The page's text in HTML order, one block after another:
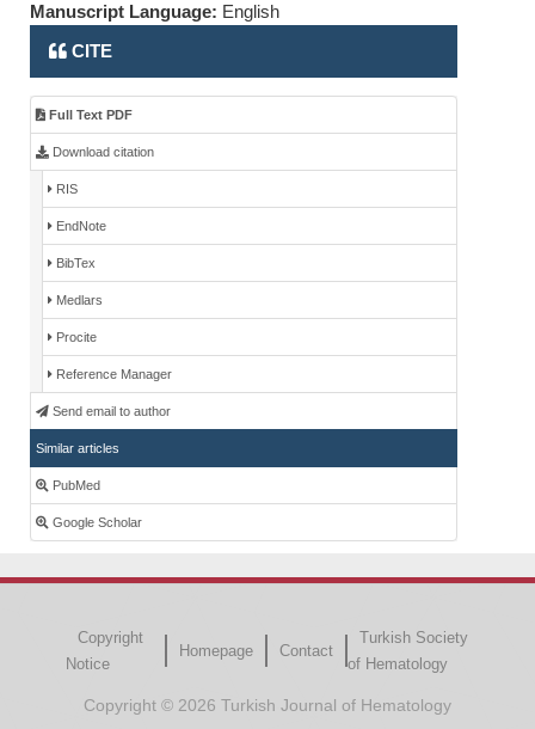
Manuscript Language: English
CITE
Full Text PDF
Download citation
RIS
EndNote
BibTex
Medlars
Procite
Reference Manager
Send email to author
Similar articles
PubMed
Google Scholar
Copyright
Notice
Homepage Contact
Turkish Society
of Hematology
Copyright © 2026 Turkish Journal of Hematology